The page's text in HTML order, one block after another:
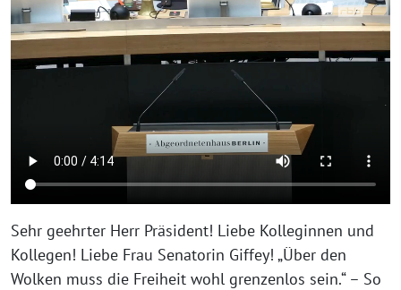
Sehr geehrter Herr Präsident! Liebe Kolleginnen und
Kollegen! Liebe Frau Senatorin Giffey! „Über den
Wolken muss die Freiheit wohl grenzenlos sein.“ – So